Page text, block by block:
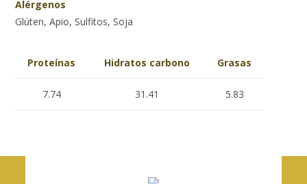
Alérgenos
Glúten, Apio, Sulfitos, Soja
Proteínas Hidratos carbono Grasas
7.74 31.41 5.83